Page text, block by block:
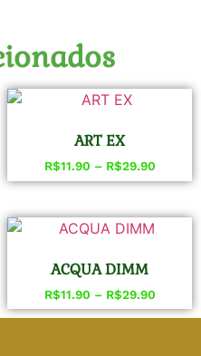
ART EX
R$11.90 – R$29.90
ACQUA DIMM
R$11.90 – R$29.90